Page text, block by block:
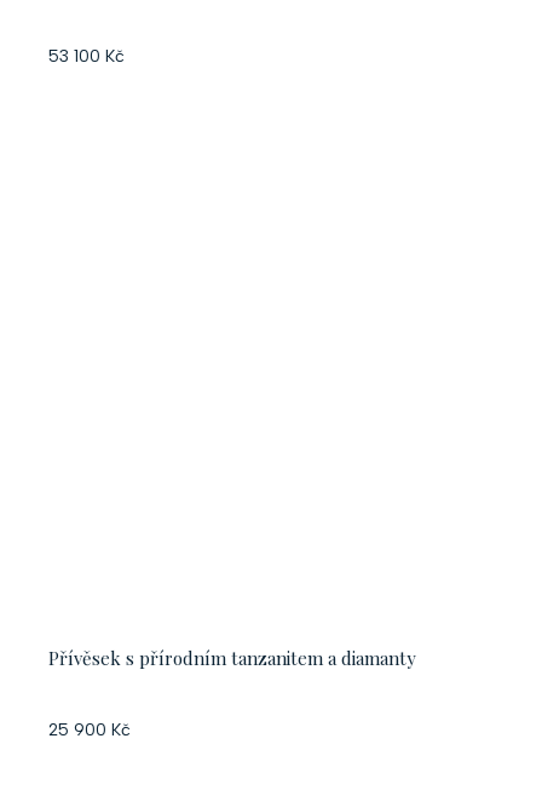
53 100 Kč
Přívěsek s přírodním tanzanitem a diamanty
25 900 Kč